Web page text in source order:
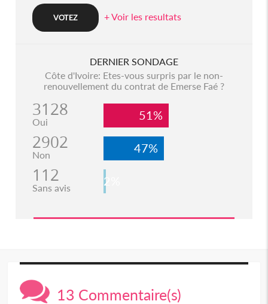
+ Voir les resultats
DERNIER SONDAGE
Côte d'Ivoire: Etes-vous surpris par le non-
renouvellement du contrat de Emerse Faé ?
3128
Oui 51%
2902
Non 47%
112
Sans avis 2%
13 Commentaire(s)